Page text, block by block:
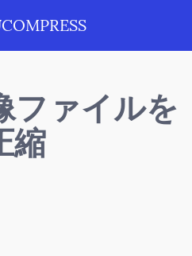
COMPRESS
ファイルを
縮